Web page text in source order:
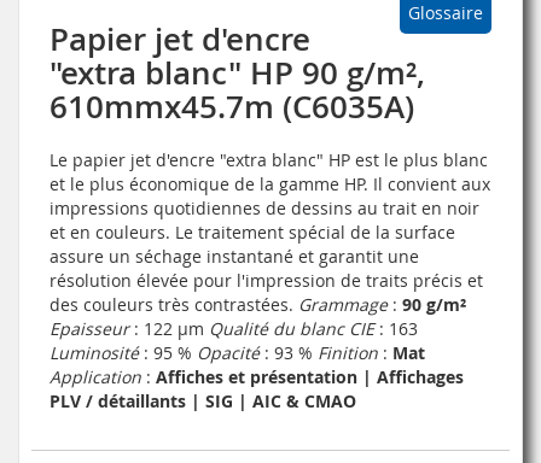
Glossaire
Papier jet d'encre
"extra blanc" HP 90 g/m²,
610mmx45.7m (C6035A)
Le papier jet d'encre "extra blanc" HP est le plus blanc
et le plus économique de la gamme HP. Il convient aux
impressions quotidiennes de dessins au trait en noir
et en couleurs. Le traitement spécial de la surface
assure un séchage instantané et garantit une
résolution élevée pour l'impression de traits précis et
des couleurs très contrastées. Grammage: 90 g/m²
Epaisseur: 122 µm Qualité du blanc CIE: 163
Luminosité: 95 % Opacité: 93 % Finition : Mat
Application : Affiches et présentation | Affichages
PLV / détaillants | SIG | AIC & CMAO